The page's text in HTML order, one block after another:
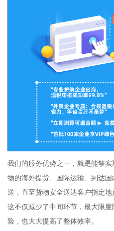
我们的服务优势之一，就是能够
物的海外提货、国际运输、到达
送，直至货物安全送达客户指定地
这不仅减少了中间环节，最大限
险，也大大提高了整体效率。